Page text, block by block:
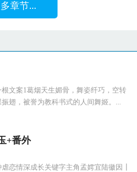
章节...
文案1葛烟天生媚骨，舞姿纤巧，空转
翅，被誉为教科书式的人间舞姬。...
+番外
恋情深成长关键字主角孟嫮宜陆徽因┃